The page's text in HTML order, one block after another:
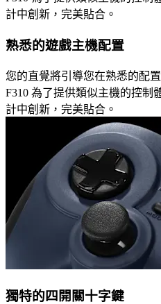
計中創新，完美貼合。
熟悉的遊戲主機配置
您的直覺將引導您在熟悉的配
F310 為了提供類似主機的控制
計中創新，完美貼合。
獨特的四開關十字鍵